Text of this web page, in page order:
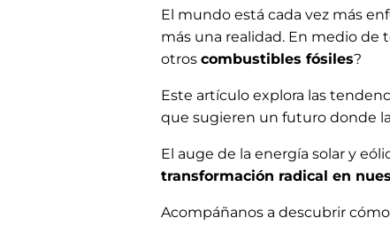
El mundo está cada vez más
más una realidad. En medio de
otros combustibles fósiles?
Este artículo explora las
que sugieren un futuro donde
El auge de la energía solar y
transformación radical en
Acompáñanos a descubrir